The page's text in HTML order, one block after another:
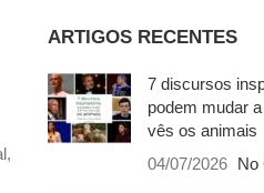
ARTIGOS RECENTES
7 discursos
podem mudar
vês os animais
04/07/2026 No